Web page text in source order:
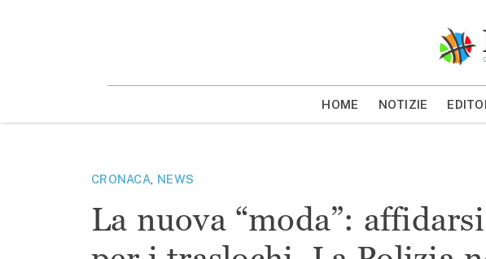
HOME NOTIZIE
CRONACA, NEWS
La nuova “moda”: